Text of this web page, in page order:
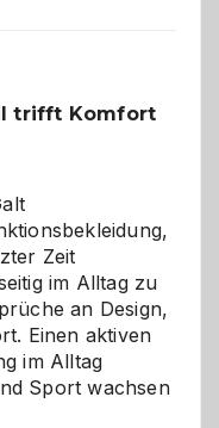
trifft Komfort
Zeit
im Alltag zu
an Design,
Einen aktiven
im Alltag
Sport wachsen